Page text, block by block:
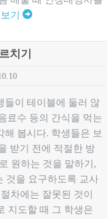
기
치기
들이 테이블에 둘러 않
료수 등의 간식을 먹는
해 봅시다. 학생들은 보
받기 전에 적절한 방
원하는 것을 말하기,
것을 요구하도록 교사
차에는 잘못된 것이
지도할 때 그 학생은